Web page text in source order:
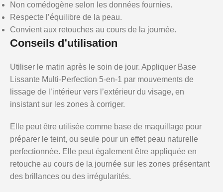
Non comédogène selon les données fournies.
Respecte l’équilibre de la peau.
Convient aux retouches au cours de la journée.
Conseils d’utilisation
Utiliser le matin après le soin de jour. Appliquer Base
Lissante Multi-Perfection 5-en-1 par mouvements de
lissage de l’intérieur vers l’extérieur du visage, en
insistant sur les zones à corriger.
Elle peut être utilisée comme base de maquillage pour
préparer le teint, ou seule pour un effet peau naturelle
perfectionnée. Elle peut également être appliquée en
retouche au cours de la journée sur les zones présentant
des brillances ou des irrégularités.